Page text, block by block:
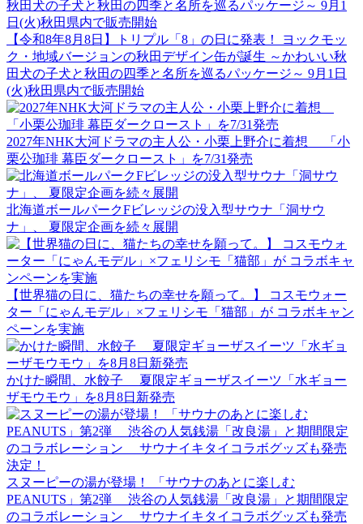
【令和8年8月8日】トリプル「8」の日に発表！ ヨックモッ
ク・地域バージョンの秋田デザイン缶が誕生 ～かわいい秋
田犬の子犬と秋田の四季と名所を巡るパッケージ～ 9月1日
(火)秋田県内で販売開始
2027年NHK大河ドラマの主人公・小栗上野介に着想 「小
栗公珈琲 幕臣ダークロースト」を7/31発売
北海道ボールパークFビレッジの没入型サウナ「洞サウ
ナ」、 夏限定企画を続々展開
【世界猫の日に、猫たちの幸せを願って。】 コスモウォー
ター「にゃんモデル」×フェリシモ「猫部」が コラボキャン
ペーンを実施
かけた瞬間、水餃子 夏限定ギョーザスイーツ「水ギョー
ザモウモウ」を8月8日新発売
スヌーピーの湯が登場！ 「サウナのあとに楽しむ
PEANUTS」第2弾 渋谷の人気銭湯「改良湯」と期間限定
のコラボレーション サウナイキタイコラボグッズも発売